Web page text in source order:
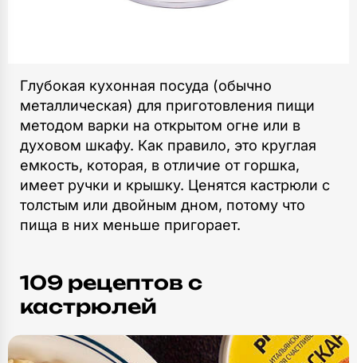
Глубокая кухонная посуда (обычно
металлическая) для приготовления пищи
методом варки на открытом огне или в
духовом шкафу. Как правило, это круглая
емкость, которая, в отличие от горшка,
имеет ручки и крышку. Ценятся кастрюли с
толстым или двойным дном, потому что
пища в них меньше пригорает.
109 рецептов c
кастрюлей